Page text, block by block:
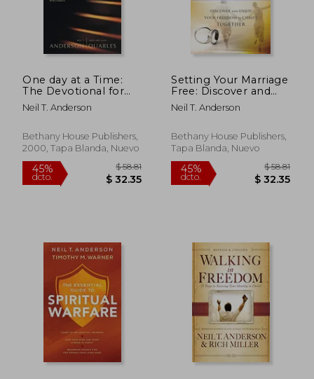
45%
dcto.
45%
dcto.
One day at a Time:
The Devotional for
Overcomers (en
Inglés)
Neil T. Anderson
Bethany House Publishers,
2000, Tapa Blanda, Nuevo
Setting Your Marriage
Free: Discover and
Enjoy Your Freedom
in Christ Together (en
Neil T. Anderson
Bethany House Publishers,
Tapa Blanda, Nuevo